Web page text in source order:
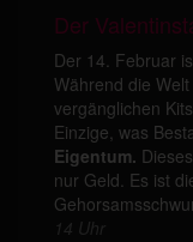
Der
Der 14. Februar
Während die
vergänglichen
Einzige, was
Eigentum.
nur Geld. Es ist
14 Uhr